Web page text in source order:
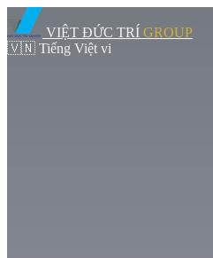
VIỆT ĐỨC TRÍ GROUP
🇻🇳 Tiếng Việt vi